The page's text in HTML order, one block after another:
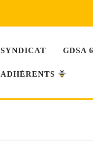
SYNDICAT GDSA
ADHÉRENTS